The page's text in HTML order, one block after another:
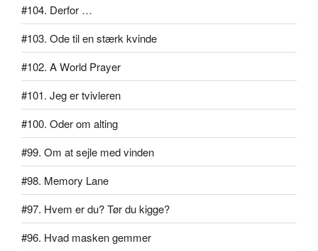
#104. Derfor …
#103. Ode til en stærk kvinde
#102. A World Prayer
#101. Jeg er tvivleren
#100. Oder om alting
#99. Om at sejle med vinden
#98. Memory Lane
#97. Hvem er du? Tør du kigge?
#96. Hvad masken gemmer